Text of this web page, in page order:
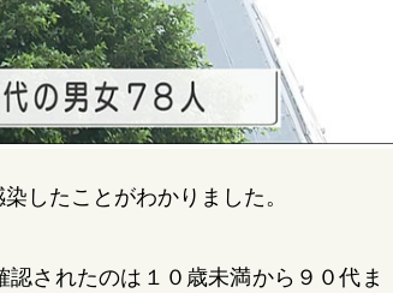
したことがわかりました。
されたのは１０歳未満から９０代ま